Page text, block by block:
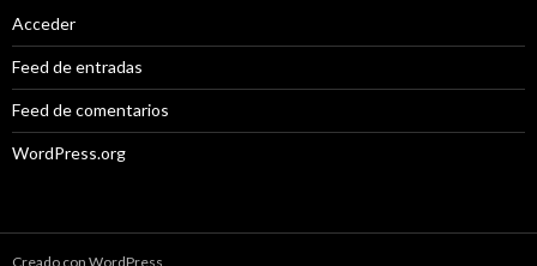
Acceder
Feed de entradas
Feed de comentarios
WordPress.org
Creado con WordPress